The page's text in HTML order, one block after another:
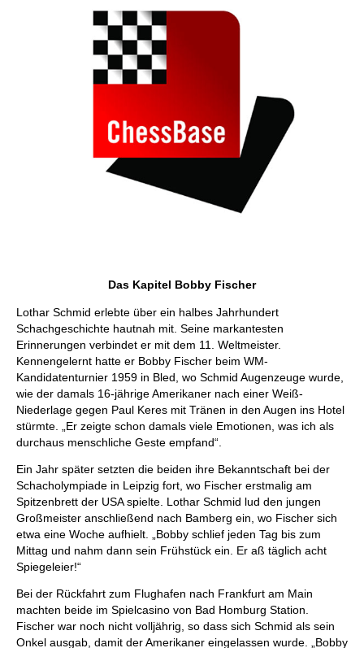
Das Kapitel Bobby Fischer
Lothar Schmid erlebte über ein halbes Jahrhundert
Schachgeschichte hautnah mit. Seine markantesten
Erinnerungen verbindet er mit dem 11. Weltmeister.
Kennengelernt hatte er Bobby Fischer beim WM-
Kandidatenturnier 1959 in Bled, wo Schmid Augenzeuge wurde,
wie der damals 16-jährige Amerikaner nach einer Weiß-
Niederlage gegen Paul Keres mit Tränen in den Augen ins Hotel
stürmte. „Er zeigte schon damals viele Emotionen, was ich als
durchaus menschliche Geste empfand“.
Ein Jahr später setzten die beiden ihre Bekanntschaft bei der
Schacholympiade in Leipzig fort, wo Fischer erstmalig am
Spitzenbrett der USA spielte. Lothar Schmid lud den jungen
Großmeister anschließend nach Bamberg ein, wo Fischer sich
etwa eine Woche aufhielt. „Bobby schlief jeden Tag bis zum
Mittag und nahm dann sein Frühstück ein. Er aß täglich acht
Spiegeleier!“
Bei der Rückfahrt zum Flughafen nach Frankfurt am Main
machten beide im Spielcasino von Bad Homburg Station.
Fischer war noch nicht volljährig, so dass sich Schmid als sein
Onkel ausgab, damit der Amerikaner eingelassen wurde. „Bobby